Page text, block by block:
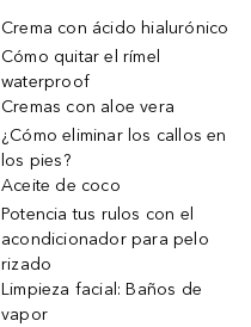
Crema con ácido hialurónico
Cómo quitar el rímel
waterproof
Cremas con aloe vera
¿Cómo eliminar los callos en
los pies?
Aceite de coco
Potencia tus rulos con el
acondicionador para pelo
rizado
Limpieza facial: Baños de
vapor